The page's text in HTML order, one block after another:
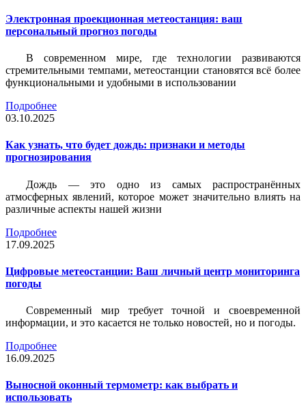
Электронная проекционная метеостанция: ваш
персональный прогноз погоды
В современном мире, где технологии развиваются
стремительными темпами, метеостанции становятся всё более
функциональными и удобными в использовании
Подробнее
03.10.2025
Как узнать, что будет дождь: признаки и методы
прогнозирования
Дождь — это одно из самых распространённых
атмосферных явлений, которое может значительно влиять на
различные аспекты нашей жизни
Подробнее
17.09.2025
Цифровые метеостанции: Ваш личный центр мониторинга
погоды
Современный мир требует точной и своевременной
информации, и это касается не только новостей, но и погоды.
Подробнее
16.09.2025
Выносной оконный термометр: как выбрать и
использовать